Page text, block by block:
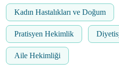
Kadın Hastalıkları ve Doğum
Pratisyen Hekimlik
Aile Hekimliği